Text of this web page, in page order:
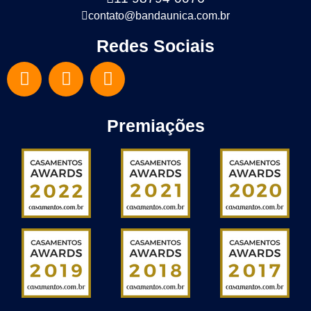
contato@bandaunica.com.br
Redes Sociais
Premiações